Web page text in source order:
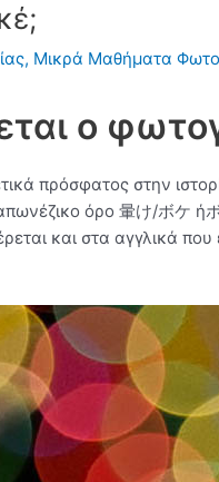
, Μικρά Μαθήματα
ο
πρόσφατος στην
όρο 暈け/ボケ
και στα αγγλικά